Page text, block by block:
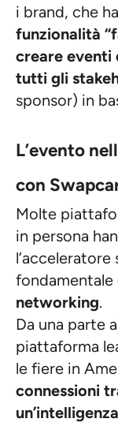
i brand, che
funzionalità
creare eventi
tutti gli
sponsor) in
L’evento
con
Molte
in persona
fondamentale
networking.
Da una parte
piattaforma
le fiere in
connessioni